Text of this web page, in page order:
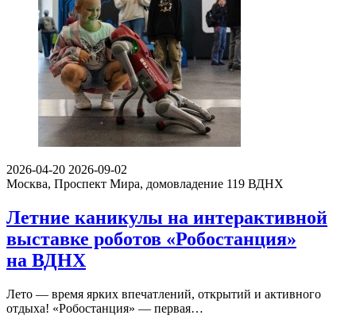
2026-04-20 2026-09-02
Москва, Проспект Мира, домовладение 119 ВДНХ
Летние каникулы на интерактивной
выставке роботов «Робостанция»
на ВДНХ
Лето — время ярких впечатлений, открытий и активного
отдыха! «Робостанция» — первая…